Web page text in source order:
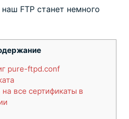
FTP станет немного
pure-ftpd.conf
все сертификаты в